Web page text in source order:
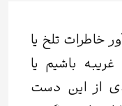
خاطرات تلخ یا
باشیم یا
از این دست